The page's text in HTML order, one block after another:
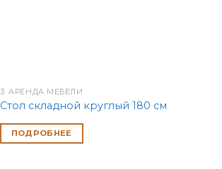
3. АРЕНДА МЕБЕЛИ
Стол складной круглый 180 см
ПОДРОБНЕЕ